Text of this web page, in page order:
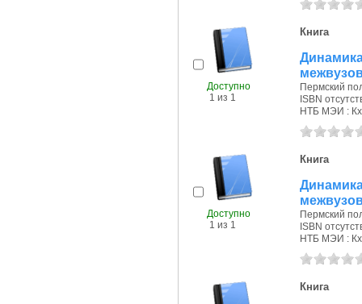
Доступно
1 из 1
Книга
Пермский
ISBN
НТБ МЭИ : Кх
Доступно
1 из 1
Книга
Пермский
ISBN
НТБ МЭИ : Кх
Книга